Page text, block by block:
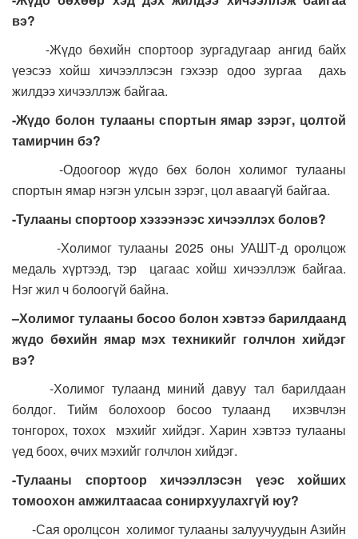
вэ?
-Жүдо бөхийн спортоор зургадугаар ангид байх
үеэсээ хойш хичээллэсэн гэхээр одоо зургаа дахь
жилдээ хичээллэж байгаа.
-Жүдо болон тулааны спортын ямар зэрэг, цолтой
тамирчин бэ?
-Одоогоор жүдо бөх болон холимог тулааны
спортын ямар нэгэн улсын зэрэг, цол аваагүй байгаа.
-Тулааны спортоор хэзээнээсхичээллэх болов?
-Холимог тулааны 2025 оны УАШТ-д оролцож
медаль хүртээд, тэр цагаас хойш хичээллэж байгаа.
Нэг жил ч болоогүй байна.
–Холимог тулааны босоо болон хэвтээ барилдаанд
жүдо бөхийн ямар мэх техникийг голчлон хийдэг
вэ?
-Холимог тулаанд миний давуу тал барилдаан
болдог. Тийм болохоор босоо тулаанд ихэвчлэн
тонгорох, тохох мэхийг хийдэг. Харин хэвтээ тулааны
үед боох, өчих мэхийг голчлон хийдэг.
-Тулааны спортоор хичээллэсэн үеэс хойших
томоохон амжилтаасаа сонирхуулахгүй юу?
-Сая оролцсон холимог тулааны залуучуудын Азийн